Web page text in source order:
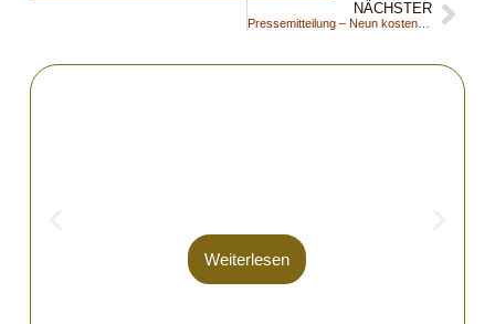
NÄCHSTER
Weiterlesen